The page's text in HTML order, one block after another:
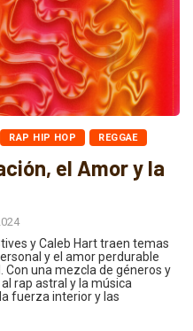
RAP HIP HOP REGGAE
el Amor y la
y Caleb Hart traen temas
y el amor perdurable
Con una mezcla de géneros y
rap astral y la música
fuerza interior y las